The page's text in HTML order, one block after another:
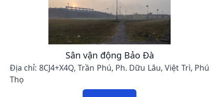
Sân vận động Bảo Đà
Địa chỉ: 8CJ4+X4Q, Trần Phú, Ph. Dữu Lâu, Việt Trì, Phú
Thọ